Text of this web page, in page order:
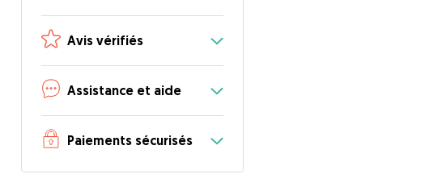
Avis vérifiés
Assistance et aide
Paiements sécurisés